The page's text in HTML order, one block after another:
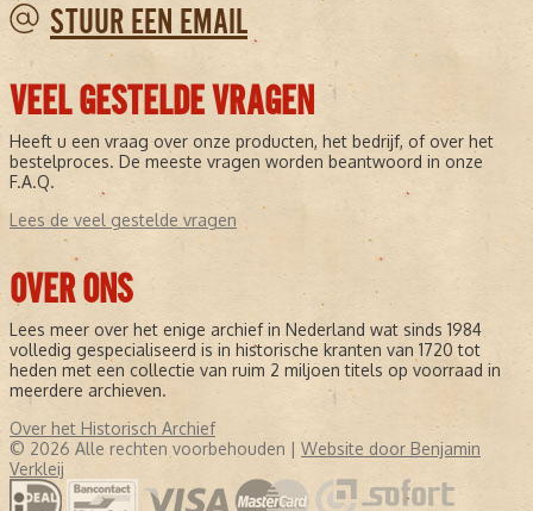
STUUR EEN EMAIL
VEEL GESTELDE VRAGEN
Heeft u een vraag over onze producten, het bedrijf, of over het
bestelproces. De meeste vragen worden beantwoord in onze
F.A.Q.
Lees de veel gestelde vragen
OVER ONS
Lees meer over het enige archief in Nederland wat sinds 1984
volledig gespecialiseerd is in historische kranten van 1720 tot
heden met een collectie van ruim 2 miljoen titels op voorraad in
meerdere archieven.
Over het Historisch Archief
© 2026 Alle rechten voorbehouden | Website door Benjamin
Verkleij